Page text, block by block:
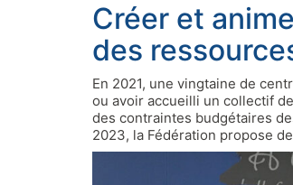
Créer et
des
En 2021, une vingtaine de
ou avoir accueilli un collectif
des contraintes budgétaires
2023, la Fédération propose